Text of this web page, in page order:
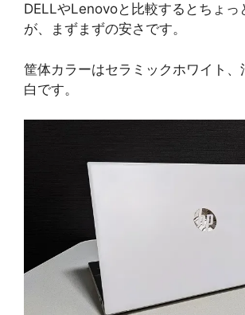
DELLやLenovoと比較するとちょっ
が、まずまずの安さです。
筐体カラーはセラミックホワイト、
白です。